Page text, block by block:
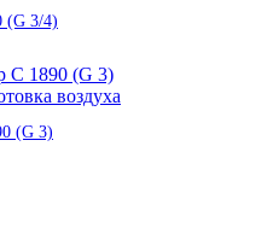
(G 3/4)
воздуха
(G 3)